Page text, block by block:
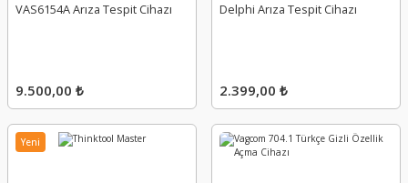
VAS6154A Arıza Tespit Cihazı
9.500,00 ₺
Delphi Arıza Tespit Cihazı
2.399,00 ₺
Yeni